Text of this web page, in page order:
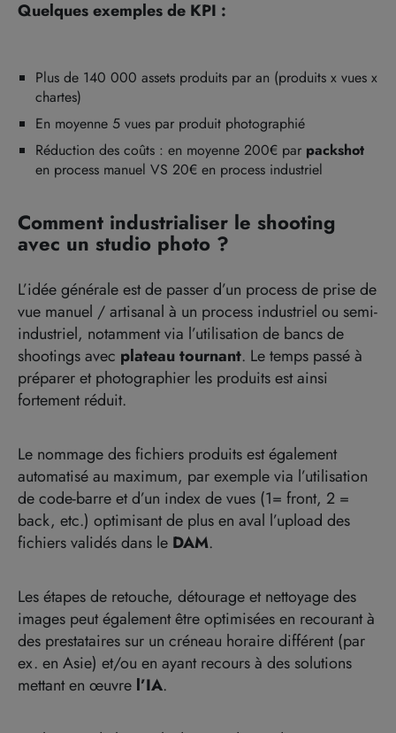
Quelques exemples de KPI :
Plus de 140 000 assets produits par an (produits x vues x
chartes)
En moyenne 5 vues par produit photographié
Réduction des coûts : en moyenne 200€ par packshot
en process manuel VS 20€ en process industriel
Comment industrialiser le shooting
avec un studio photo ?
L’idée générale est de passer d’un process de prise de
vue manuel / artisanal à un process industriel ou semi-
industriel, notamment via l’utilisation de bancs de
shootings avec plateau tournant. Le temps passé à
préparer et photographier les produits est ainsi
fortement réduit.
Le nommage des fichiers produits est également
automatisé au maximum, par exemple via l’utilisation
de code-barre et d’un index de vues (1= front, 2 =
back, etc.) optimisant de plus en aval l’upload des
fichiers validés dans le DAM.
Les étapes de retouche, détourage et nettoyage des
images peut également être optimisées en recourant à
des prestataires sur un créneau horaire différent (par
ex. en Asie) et/ou en ayant recours à des solutions
mettant en œuvre l’IA.